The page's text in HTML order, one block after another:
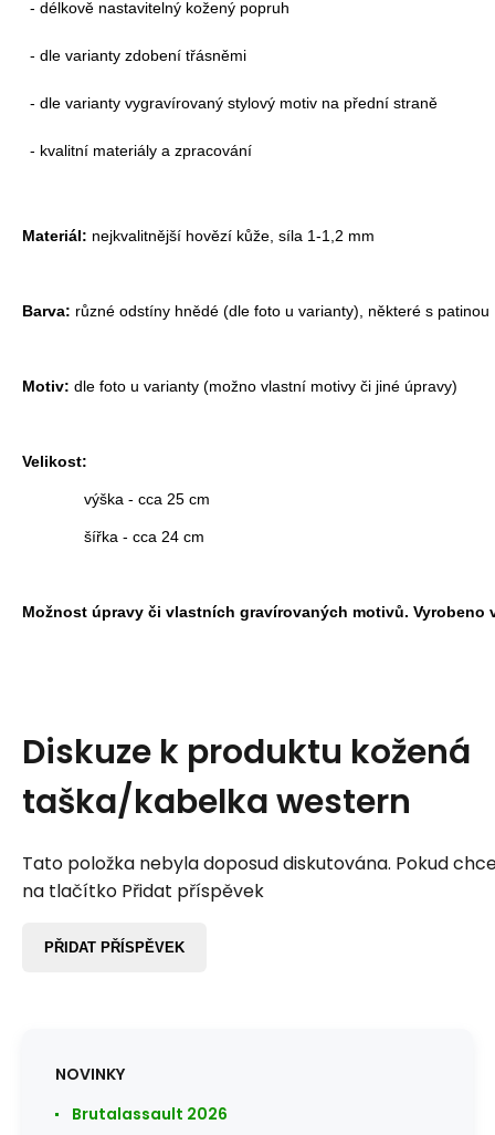
- délkově nastavitelný kožený popruh
- dle varianty zdobení třásněmi
- dle varianty vygravírovaný stylový motiv na přední straně
- kvalitní materiály a zpracování
Materiál: nejkvalitnější hovězí kůže, síla 1-1,2 mm
Barva: různé odstíny hnědé (dle foto u varianty), některé s patinou
Motiv: dle foto u varianty (možno vlastní motivy či jiné úpravy)
Velikost:
výška - cca 25 cm
šířka - cca 24 cm
Možnost úpravy či vlastních gravírovaných motivů. Vyrobeno
Diskuze k produktu kožená
taška/kabelka western
Tato položka nebyla doposud diskutována. Pokud
na tlačítko Přidat příspěvek
PŘIDAT PŘÍSPĚVEK
NOVINKY
Brutalassault 2026